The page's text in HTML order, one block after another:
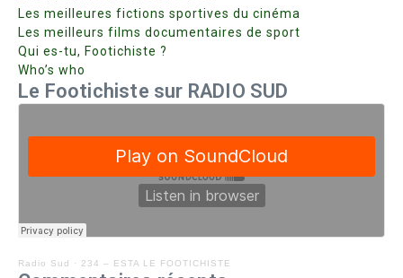
Les meilleures fictions sportives du cinéma
Les meilleurs films documentaires de sport
Qui es-tu, Footichiste ?
Who’s who
Le Footichiste sur RADIO SUD
Radio Sud · 234 – ESTA LE FOOTICHISTE